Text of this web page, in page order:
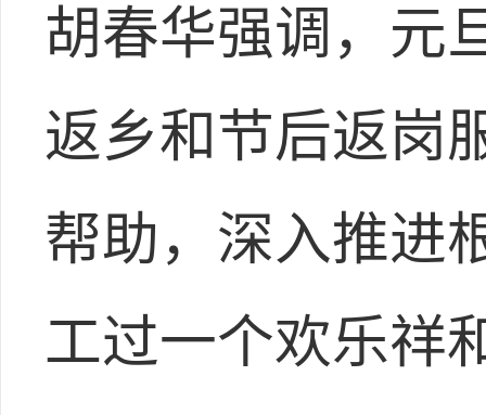
胡春华强调，元
返乡和节后返岗
帮助，深入推进
工过一个欢乐祥